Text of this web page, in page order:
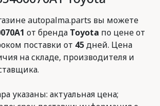
autopalma.parts вы можете
от бренда Toyota по цене от
поставки от 45дней. Цена
на складе, производителя и
указаны: актуальная цена;